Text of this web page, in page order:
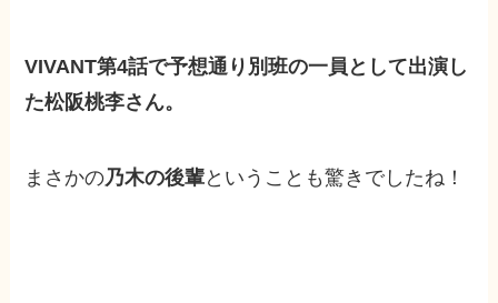
VIVANT第4話で予想通り別班の一員として出演し
た松阪桃李さん。
まさかの乃木の後輩ということも驚きでしたね！